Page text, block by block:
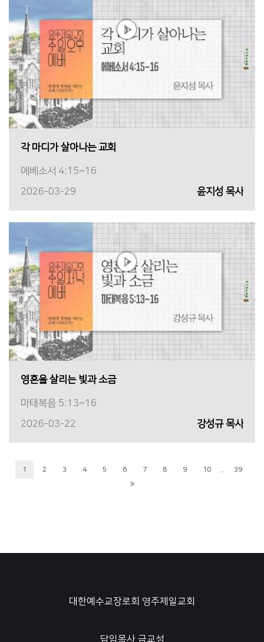
각 마디가 살아나는 교회
에베소서 4:15~16
2026-03-29
윤지성 목사
영혼을 살리는 빛과 소금
마태복음 5:13~16
2026-03-22
강성규 목사
1 2 3 4 5 6 7 8 9 10 39
대한예수교장로회 영주제일교회
담임목사 금교성